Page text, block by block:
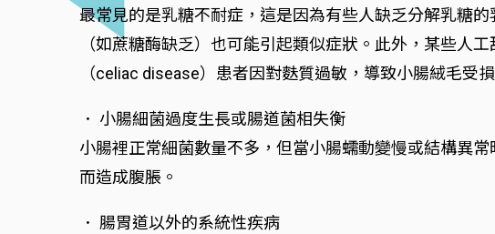
最常見的是乳糖不耐症，這是因為有些人缺乏分解乳糖
（如蔗糖酶缺乏）也可能引起類似症狀。此外，某些人
（celiac disease）患者因對麩質過敏，導致小腸絨毛受
． 小腸細菌過度生長或腸道菌相失衡
小腸裡正常細菌數量不多，但當小腸蠕動變慢或結構異
而造成腹脹。
． 腸胃道以外的系統性疾病